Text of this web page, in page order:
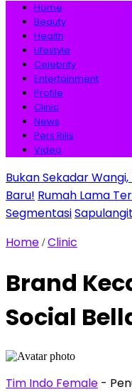
Home
Beauty
Health
Lifestyle
Celebrity
Entertainment
Profile
Clinic
News
Pers Rilis
Video
Bukan Sekadar
Baru! Rumah Lama
Segmentasi
Home /Clinic
Brand
Social
Tim Indo Female -